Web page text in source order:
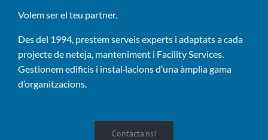
Volem ser el teu partner.
Des del 1994, prestem serveis experts i adaptats a cada
projecte de neteja, manteniment i Facility Services.
Gestionem edificis i instal·lacions d’una àmplia gama
d’organitzacions.
Contacta'ns!